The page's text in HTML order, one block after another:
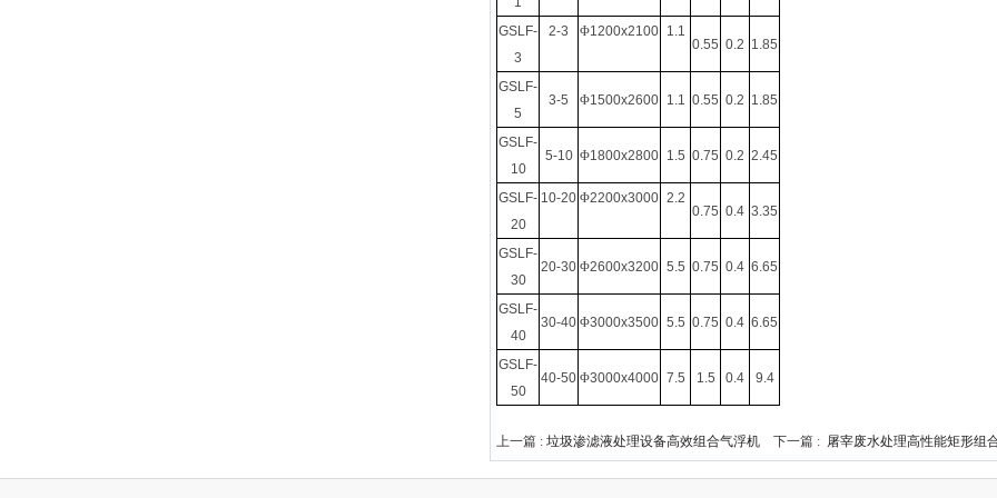
GSLF-
3
2-3 Φ1200x2100 1.1
0.55 0.2 1.85
GSLF-
5
3-5 Φ1500x2600 1.1 0.55 0.2 1.85
GSLF-
10
5-10 Φ1800x2800 1.5 0.75 0.2 2.45
GSLF-
20
10-20 Φ2200x3000 2.2
0.75 0.4 3.35
GSLF-
30
20-30 Φ2600x3200 5.5 0.75 0.4 6.65
GSLF-
40
30-40 Φ3000x3500 5.5 0.75 0.4 6.65
GSLF-
50
40-50 Φ3000x4000 7.5 1.5 0.4 9.4
上一篇 : 垃圾渗滤液处理设备高效组合气浮机 下一篇 : 屠宰废水处理高性能矩形组